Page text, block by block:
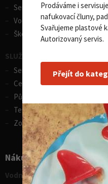
Servis lodí a člunů
Vodácká půjčovna lodí
Škola eskymování
SLUŽBY - zimní sporty
Servis lyží
Celosezonní půjčovna lyží
Půjčovna lyží
Test centrum SPORTEN
Zobrazit vše
Nákupní rádce
Vodní sporty
Prodáváme i
nafukovací čluny,
Svařujeme plastové
Autorizovaný servis.
Přejít do